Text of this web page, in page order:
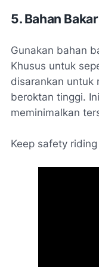
5. Bahan Bakar
Gunakan bahan
Khusus untuk
disarankan untuk
beroktan tinggi.
meminimalkan
Keep safety riding